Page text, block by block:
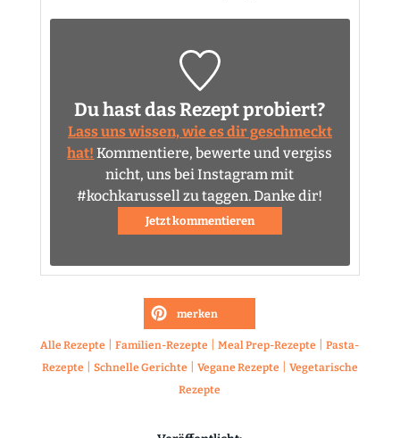
Du hast das Rezept probiert?
Lass uns wissen, wie es dir geschmeckt
hat! Kommentiere, bewerte und vergiss
nicht, uns bei Instagram mit
#kochkarussell zu taggen. Danke dir!
Jetzt kommentieren
merken
Alle Rezepte |Familien-Rezepte |Meal Prep-Rezepte |Pasta-
Rezepte
Schnelle Gerichte Vegane Rezepte
Vegetarische
Rezepte